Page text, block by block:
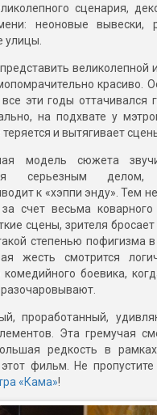
сценария,
неоновые вывески,
улицы.
великолепной
красиво.
эти годы оттачивался
на подхвате у
и вытягивает
модель сюжета
серьезным делом,
к «хэппи энду». Тем
счет весьма
сцены, зрителя
степенью пофигизма
жесть смотрится
боевика,
проработанный,
Эта гремучая
редкость в
фильм. Не
«Кама»!